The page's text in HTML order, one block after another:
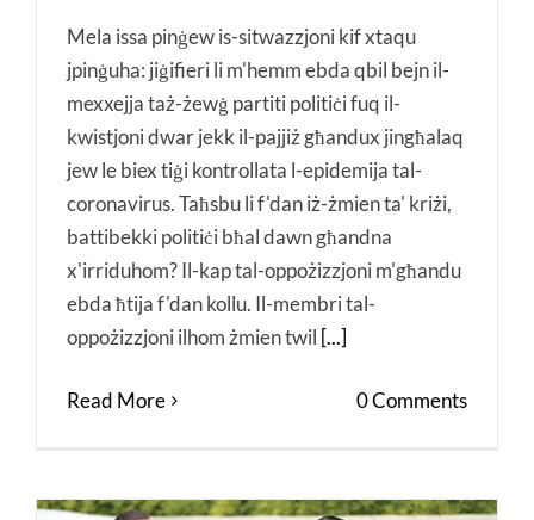
Mela issa pinġew is-sitwazzjoni kif xtaqu
jpinġuha: jiġifieri li m'hemm ebda qbil bejn il-
mexxejja taż-żewġ partiti politiċi fuq il-
kwistjoni dwar jekk il-pajjiż għandux jingħalaq
jew le biex tiġi kontrollata l-epidemija tal-
coronavirus. Taħsbu li f'dan iż-żmien ta' kriżi,
battibekki politiċi bħal dawn għandna
x'irriduhom? Il-kap tal-oppożizzjoni m'għandu
ebda ħtija f'dan kollu. Il-membri tal-
oppożizzjoni ilhom żmien twil [...]
Read More 0 Comments